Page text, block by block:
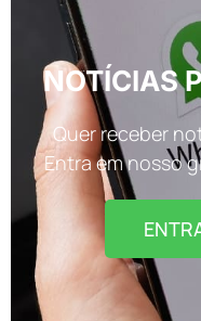
NOTÍCIAS
Quer receber
Entra em nosso